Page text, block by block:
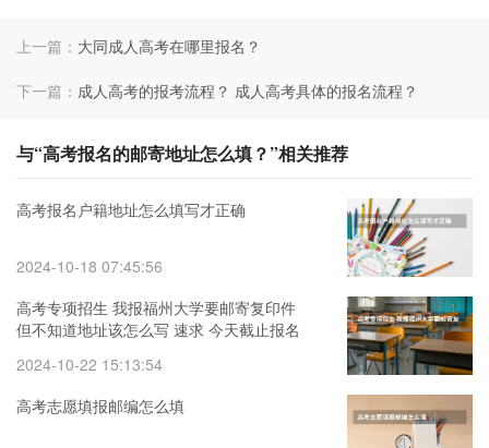
上一篇： 大同成人高考在哪里报名？
下一篇： 成人高考的报考流程？ 成人高考具体的报名流程？
与“高考报名的邮寄地址怎么填？”相关推荐
高考报名户籍地址怎么填写才正确
2024-10-18 07:45:56
高考专项招生 我报福州大学要邮寄复印件
但不知道地址该怎么写 速求 今天截止报名
2024-10-22 15:13:54
高考志愿填报邮编怎么填